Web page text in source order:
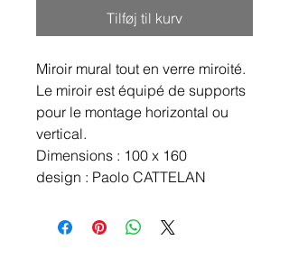
Tilføj til kurv
Miroir mural tout en verre miroité.
Le miroir est équipé de supports
pour le montage horizontal ou
vertical.
Dimensions : 100 x 160
design : Paolo CATTELAN